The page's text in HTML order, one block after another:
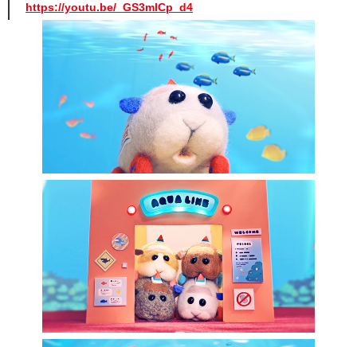
https://youtu.be/_GS3mlCp_d4